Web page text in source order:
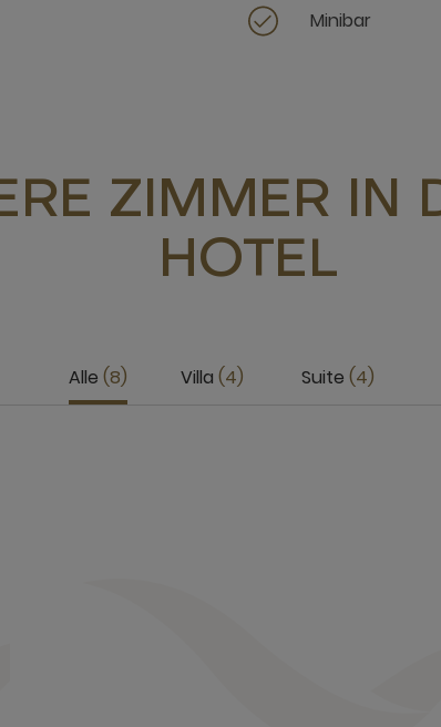
Minibar
ZIMMER IN
HOTEL
Alle 8 Villa 4 Suite 4